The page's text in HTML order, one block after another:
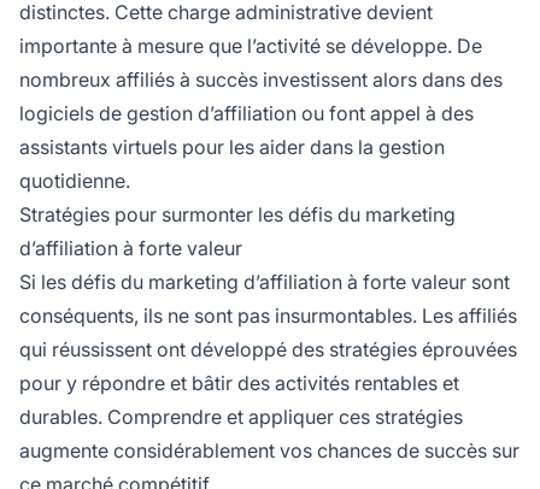
distinctes. Cette charge administrative devient
importante à mesure que l’activité se développe. De
nombreux affiliés à succès investissent alors dans des
logiciels de gestion d’affiliation ou font appel à des
assistants virtuels pour les aider dans la gestion
quotidienne.
Stratégies pour surmonter les défis du marketing
d’affiliation à forte valeur
Si les défis du marketing d’affiliation à forte valeur sont
conséquents, ils ne sont pas insurmontables. Les affiliés
qui réussissent ont développé des stratégies éprouvées
pour y répondre et bâtir des activités rentables et
durables. Comprendre et appliquer ces stratégies
augmente considérablement vos chances de succès sur